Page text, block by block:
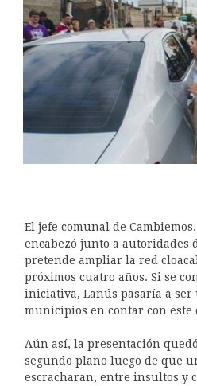
El jefe comunal de
encabezó junto a autoridades
pretende ampliar la red
próximos cuatro años. Si se
iniciativa, Lanús pasaría a ser
municipios en contar con este
Aún así, la presentación
segundo plano luego de que
escracharan, entre insultos y